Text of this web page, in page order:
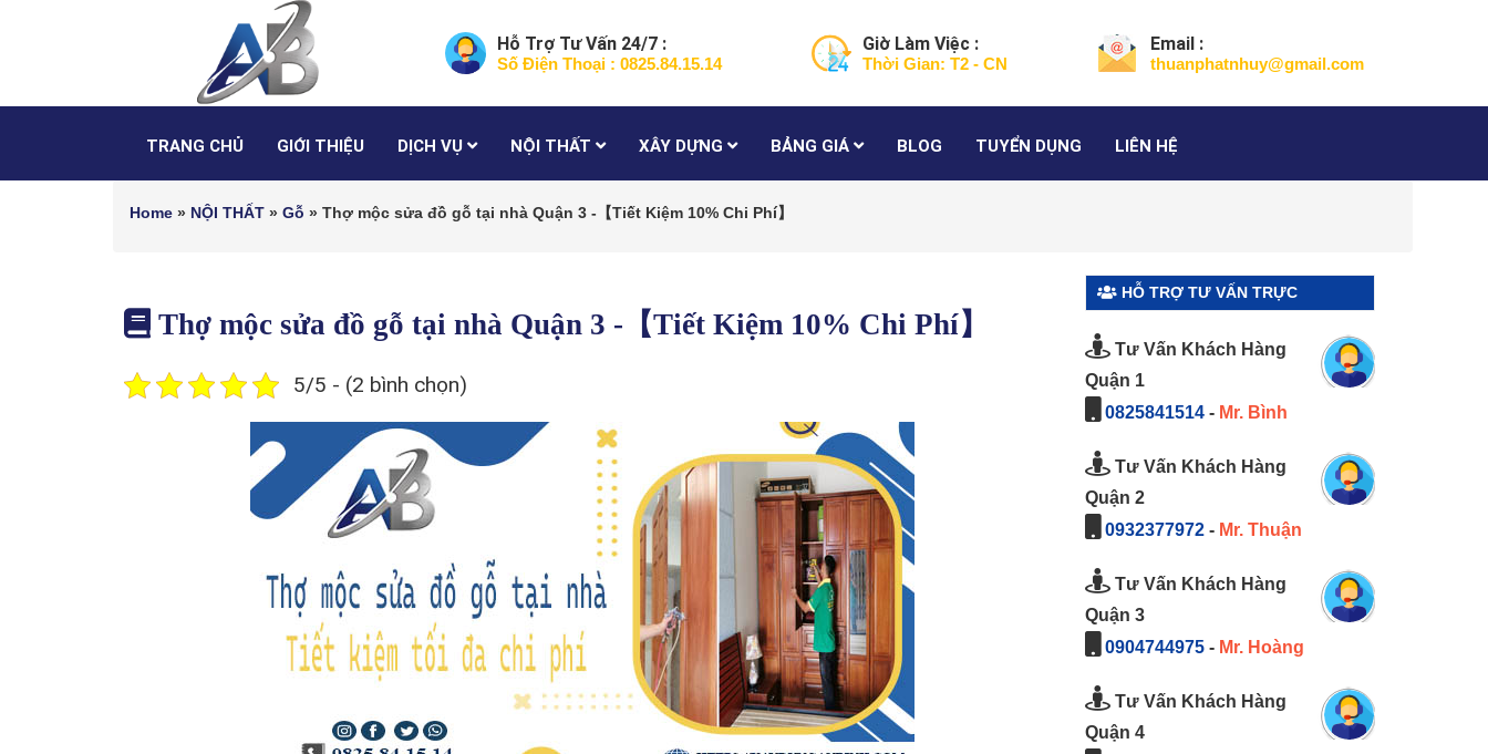
Hỗ Trợ Tư Vấn 24/7 :
Số Điện Thoại : 0825.84.15.14
Giờ Làm Việc :
Thời Gian: T2 - CN
Email :
thuanphatnhuy@gmail.com
TRANG CHỦ GIỚI THIỆU DỊCH VỤ NỘI THẤT XÂY DỰNG BẢNG GIÁ BLOG TUYỂN DỤNG LIÊN HỆ
Home » NỘI THẤT » Gỗ » Thợ mộc sửa đồ gỗ tại nhà Quận 3 -【Tiết Kiệm 10% Chi Phí】
Thợ mộc sửa đồ gỗ tại nhà Quận 3 -【Tiết Kiệm 10% Chi Phí】
5/5 - (2 bình chọn)
HỖ TRỢ TƯ VẤN TRỰC
Tư Vấn Khách Hàng
Quận 1
0825841514- Mr. Bình
Tư Vấn Khách Hàng
Quận 2
0932377972- Mr. Thuận
Tư Vấn Khách Hàng
Quận 3
0904744975- Mr. Hoàng
Tư Vấn Khách Hàng
Quận 4